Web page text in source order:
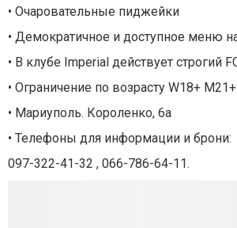
• Очаровательные пиджейки
• Демократичное и доступное меню
• В клубе Imperial действует строгий
• Ограничение по возрасту W18+ M21+
• Мариуполь. Короленко, 6а
• Телефоны для информации и брони:
097-322-41-32 , 066-786-64-11.